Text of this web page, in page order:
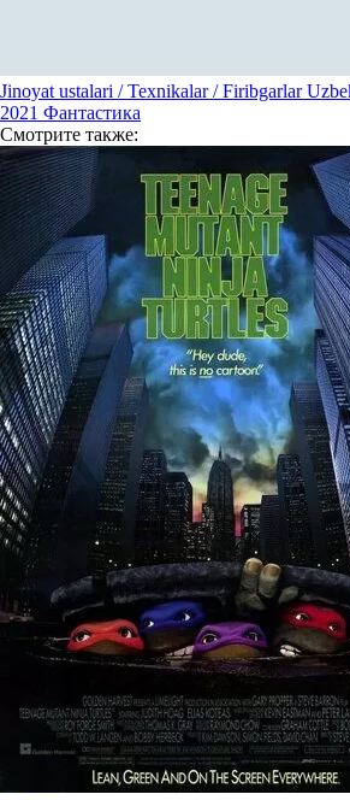
Jinoyat ustalari / Texnikalar / Firibgarlar
2021 Фантастика
Смотрите также: